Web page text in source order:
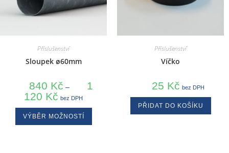
Příslušenství
Sloupek ø60mm
840 Kč –
1
120 Kč bez DPH
VÝBĚR MOŽNOSTÍ
Příslušenství
Víčko
25 Kč bez DPH
PŘIDAT DO KOŠÍKU